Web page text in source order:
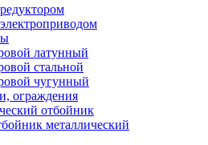
латунный
стальной
чугунный
ограждения
отбойник
металлический